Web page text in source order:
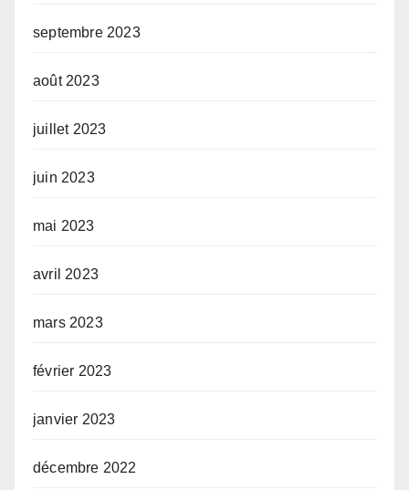
septembre 2023
août 2023
juillet 2023
juin 2023
mai 2023
avril 2023
mars 2023
février 2023
janvier 2023
décembre 2022